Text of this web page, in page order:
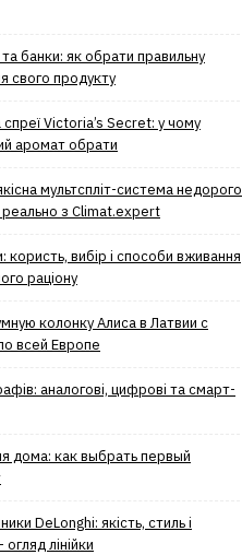
банки: як обрати правильну
свого продукту
Victoria’s Secret: у чому
аромат обрати
мультспліт-система недорого
реально з Climat.еxpert
користь, вибір і способи вживання
раціону
колонку Алиса в Латвии с
всей Европе
аналогові, цифрові та смарт-
дома: как выбрать первый
DeLonghi: якість, стиль і
огляд лінійки